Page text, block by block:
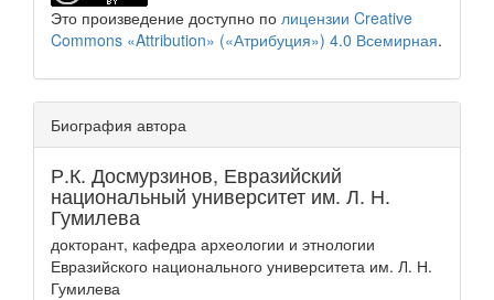
Это произведение доступно по лицензии Creative
Commons «Attribution» («Атрибуция») 4.0 Всемирная.
Биография автора
Р.К. Досмурзинов, Евразийский
национальный университет им. Л. Н.
Гумилева
докторант, кафедра археологии и этнологии
Евразийского национального университета им. Л. Н.
Гумилева